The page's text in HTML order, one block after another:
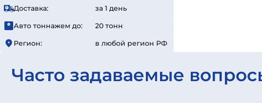
Доставка:
за 1 день
Авто тоннажем до:
20 тонн
Регион:
в любой регион РФ
Часто задаваемые